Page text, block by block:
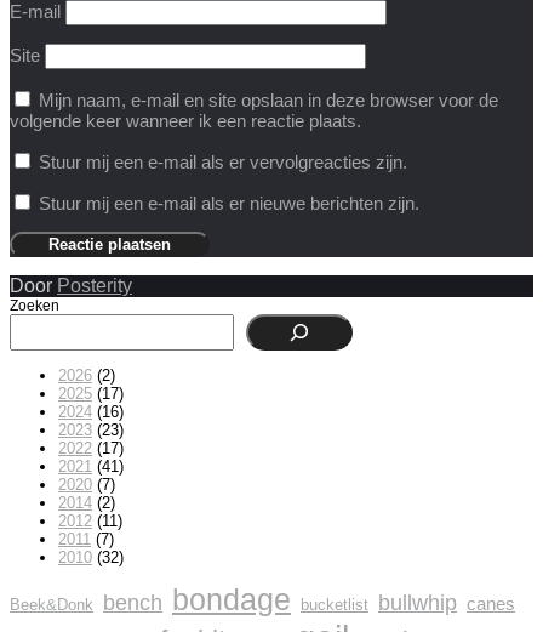
E-mail
Site
Mijn naam, e-mail en site opslaan in deze browser voor de
volgende keer wanneer ik een reactie plaats.
Stuur mij een e-mail als er vervolgreacties zijn.
Stuur mij een e-mail als er nieuwe berichten zijn.
Door Posterity
Zoeken
2026 (2)
2025 (17)
2024 (16)
2023 (23)
2022 (17)
2021 (41)
2020 (7)
2014 (2)
2012 (11)
2011 (7)
2010 (32)
Beek&Donk bench bondage bucketlist bullwhip canes